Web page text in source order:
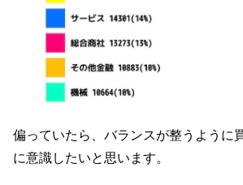
偏っていたら、バランスが整うように
に意識したいと思います。